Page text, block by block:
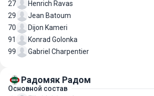
27 Henrich Ravas
29
Jean Batoum
70
Dijon Kameri
91
Konrad Golonka
99
Gabriel Charpentier
Радомяк Радом
Основной состав